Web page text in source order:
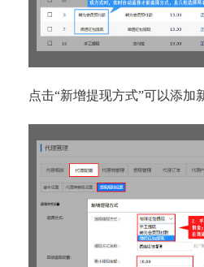
点击“新增提现方式”可以添加